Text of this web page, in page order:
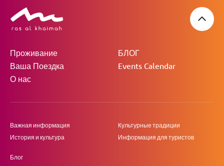
Проживание
Ваша Поездка
О нас
БЛОГ
Events Calendar
Важная информация
История и культура
Культурные традиции
Информация для туристов
Блог